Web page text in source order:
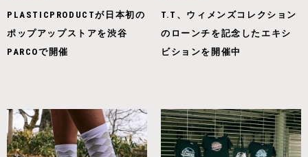
PLASTICPRODUCTが日本初の
ポップアップストアを渋谷
PARCOで開催
T.T、ウィメンズコレクション
のローンチを記念したエキシ
ビションを開催中